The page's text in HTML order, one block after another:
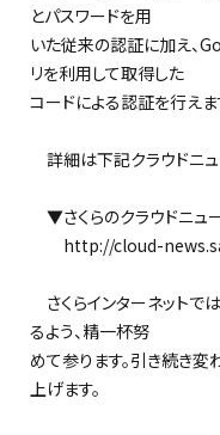
とパスワードを用
いた従来の認証に加え、
リを利用して取得した
コードによる認証を行えま
詳細は下記クラウドニュ
▼さくらのクラウドニュ
http://cloud-
さくらインターネットで
るよう、精一杯努
めて参ります。引き続き
上げます。